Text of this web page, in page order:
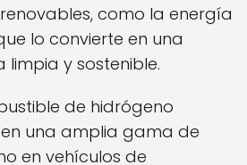
como la energía
lo convierte en una
y sostenible.
de hidrógeno
una amplia gama de
en vehículos de